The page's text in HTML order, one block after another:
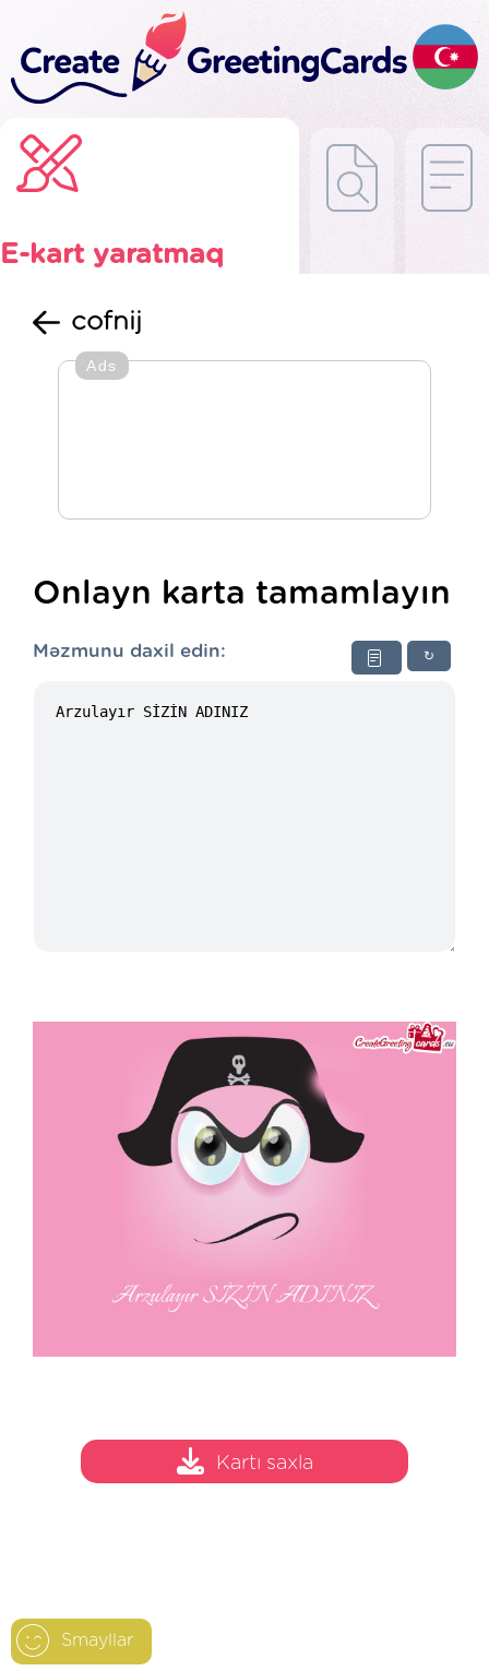
E-kart yaratmaq
cofnij
Ads
Onlayn karta tamamlayın
↻
Məzmunu daxil edin:
Smayllar
Kartı saxla